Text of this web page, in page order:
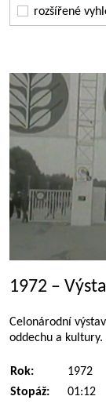
rozšířené
1972 –
Celonárodní
oddechu a
Rok:
1972
Stopáž:
01:12